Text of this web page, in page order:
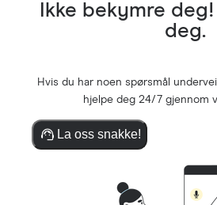
Ikke bekymre
deg.
Hvis du har noen spørsmål
hjelpe deg 24/7 gjennom
La oss snakke!